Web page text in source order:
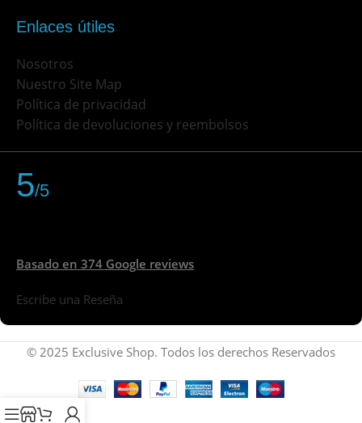
Enlaces útiles
Nosotros
Nuestro Site Map
Política de privacidad
Política de devoluciones y reembolsos
5/5
Basado en 374 Google reviews
Escribe una Reseña
© 2025 Exclusive Shop. Todos los derechos Reservados